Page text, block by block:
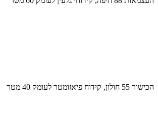
הכישור 55 חולון, קידוח פיאזומטר לעומק 40 מטר